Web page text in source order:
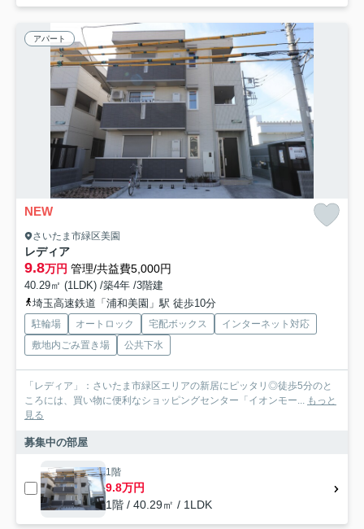
アパート
NEW
さいたま市緑区美園
レディア
9.8万円 管理/共益費5,000円
40.29㎡ (1LDK) /築4年 /3階建
埼玉高速鉄道「浦和美園」駅 徒歩10分
駐輪場 オートロック 宅配ボックス
インターネット対応
敷地内ごみ置き場
公共下水
「レディア」：さいたま市緑区エリアの新居にピッタリ◎徒歩5分のと
ころには、買い物に便利なショッピングセンター「イオンモー...
もっと
見る
募集中の部屋
1階
9.8万円
1階 / 40.29㎡ / 1LDK